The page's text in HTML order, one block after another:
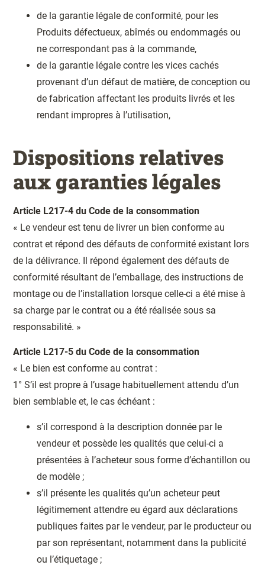
de la garantie légale de conformité, pour les
Produits défectueux, abîmés ou endommagés ou
ne correspondant pas à la commande,
de la garantie légale contre les vices cachés
provenant d’un défaut de matière, de conception ou
de fabrication affectant les produits livrés et les
rendant impropres à l’utilisation,
Dispositions relatives
aux garanties légales
Article L217-4 du Code de la consommation
« Le vendeur est tenu de livrer un bien conforme au
contrat et répond des défauts de conformité existant lors
de la délivrance. Il répond également des défauts de
conformité résultant de l’emballage, des instructions de
montage ou de l’installation lorsque celle-ci a été mise à
sa charge par le contrat ou a été réalisée sous sa
responsabilité. »
Article L217-5 du Code de la consommation
« Le bien est conforme au contrat :
1° S’il est propre à l’usage habituellement attendu d’un
bien semblable et, le cas échéant :
s’il correspond à la description donnée par le
vendeur et possède les qualités que celui-ci a
présentées à l’acheteur sous forme d’échantillon ou
de modèle ;
s’il présente les qualités qu’un acheteur peut
légitimement attendre eu égard aux déclarations
publiques faites par le vendeur, par le producteur ou
par son représentant, notamment dans la publicité
ou l’étiquetage ;